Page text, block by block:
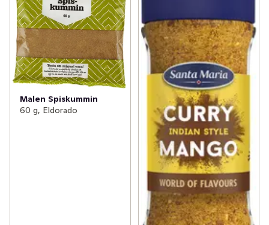
Malen Spiskummin
60 g, Eldorado